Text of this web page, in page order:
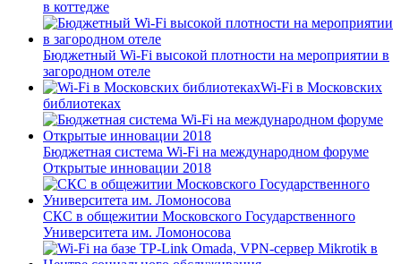
в коттедже
Бюджетный Wi-Fi высокой плотности на мероприятии в
загородном отеле
Wi-Fi в Московских
библиотеках
Бюджетная система Wi-Fi на международном форуме
Открытые инновации 2018
СКС в общежитии Московского Государственного
Университета им. Ломоносова